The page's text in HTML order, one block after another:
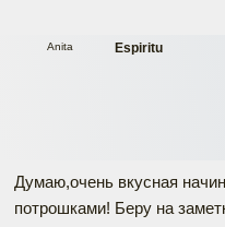
Espiritu
Anita
Думаю,очень вкусная
потрошками! Беру на